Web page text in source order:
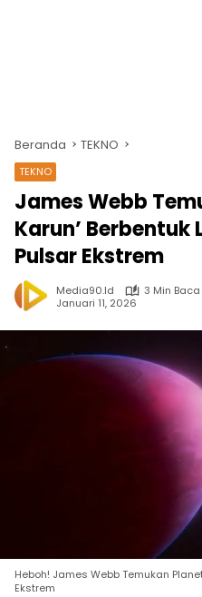
Beranda TEKNO
TEKNO
James Webb
Karun’
Pulsar Ekstrem
Media90.id
3 Min Baca
Januari 11, 2026
Heboh! James Webb Temukan
Ekstrem